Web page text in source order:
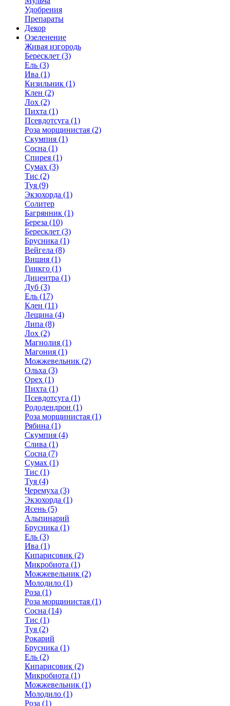
Удобрения
Препараты
Декор
Озеленение
Живая изгородь
Бересклет (3)
Ель (3)
Ива (1)
Кизильник (1)
Клен (2)
Лох (2)
Пихта (1)
Псевдотсуга (1)
Роза морщинистая (2)
Скумпия (1)
Сосна (1)
Спирея (1)
Сумах (3)
Тис (2)
Туя (9)
Экзохорда (1)
Солитер
Багрянник (1)
Береза (10)
Бересклет (3)
Брусника (1)
Вейгела (8)
Вишня (1)
Гинкго (1)
Дицентра (1)
Дуб (3)
Ель (17)
Клен (11)
Лещина (4)
Липа (8)
Лох (2)
Магнолия (1)
Магония (1)
Можжевельник (2)
Ольха (3)
Орех (1)
Пихта (1)
Псевдотсуга (1)
Рододендрон (1)
Роза морщинистая (1)
Рябина (1)
Скумпия (4)
Слива (1)
Сосна (7)
Сумах (1)
Тис (1)
Туя (4)
Черемуха (3)
Экзохорда (1)
Ясень (5)
Альпинарий
Брусника (1)
Ель (3)
Ива (1)
Кипарисовик (2)
Микробиота (1)
Можжевельник (2)
Молодило (1)
Роза (1)
Роза морщинистая (1)
Сосна (14)
Тис (1)
Туя (2)
Рокарий
Брусника (1)
Ель (2)
Кипарисовик (2)
Микробиота (1)
Можжевельник (1)
Молодило (1)
Роза (1)